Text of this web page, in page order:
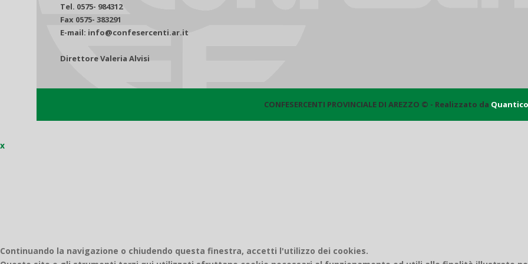
Tel. 0575- 984312
Fax 0575- 383291
E-mail: info@confesercenti.ar.it
Direttore Valeria Alvisi
CONFESERCENTI PROVINCIALE DI AREZZO © - Realizzato da Quantico
x
Continuando la navigazione o chiudendo questa finestra, accetti l'utilizzo dei cookies.